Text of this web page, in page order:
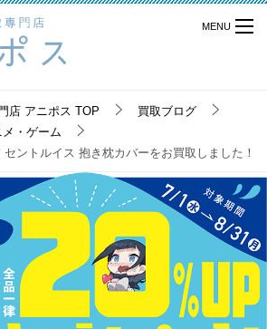
店 アニポス TOP
買取ブログ
メ・ゲーム
ントルイス 抱き枕カバーをお買取しました！